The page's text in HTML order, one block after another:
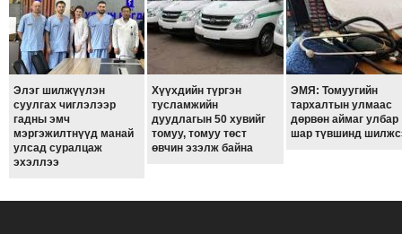
Элэг шилжүүлэн
суулгах чиглэлээр
гадны эмч
мэргэжилтнүүд манай
улсад суралцаж
эхэллээ
Хүүхдийн түргэн
тусламжийн
дуудлагын 50 хувийг
томуу, томуу төст
өвчин эзэлж байна
ЭМЯ: Томуугийн
тархалтын улмаас
дөрвөн аймаг улбар
шар түвшинд